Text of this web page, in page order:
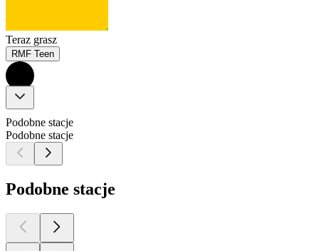
Teraz grasz
RMF Teen
Podobne stacje
Podobne stacje
Podobne stacje